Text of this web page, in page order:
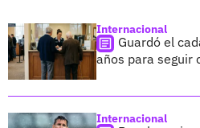
Internacional
Guardó el
años para seguir
Internacional